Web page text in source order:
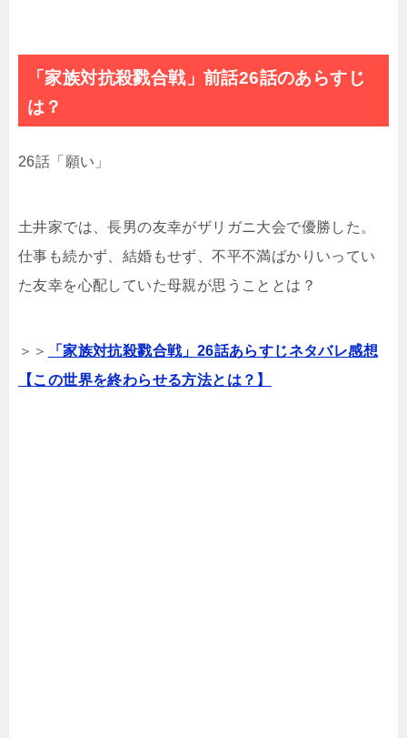
「家族対抗殺戮合戦」前話26話のあらすじ
は？
26話「願い」
土井家では、長男の友幸がザリガニ大会で優勝した。
仕事も続かず、結婚もせず、不平不満ばかりいってい
た友幸を心配していた母親が思うこととは？
＞＞
「家族対抗殺戮合戦」26話あらすじネタバレ感想
【この世界を終わらせる方法とは？】